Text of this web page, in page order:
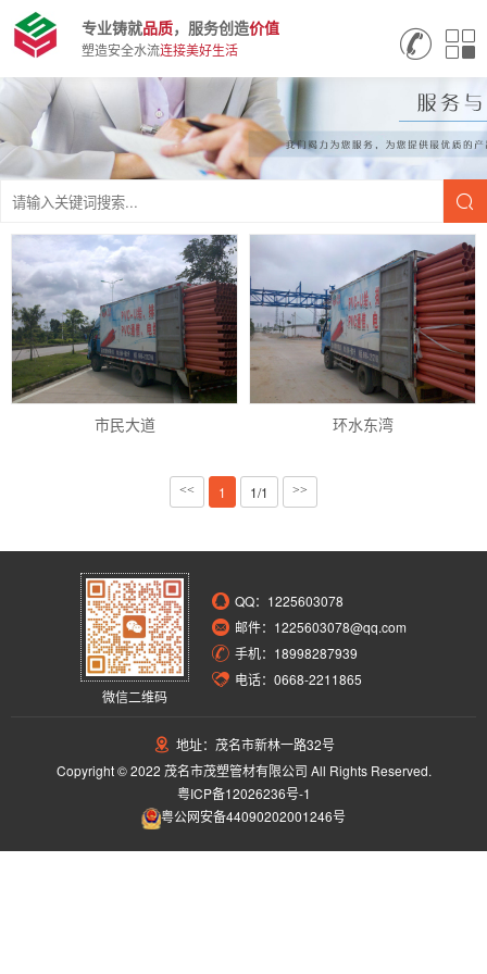
专业铸就品质，服务创造价值
塑造安全水流连接美好生活
市民大道 环水东湾
<< 1 1/1 >>
微信二维码
QQ： 1225603078
邮件：1225603078@qq.com
手机：18998287939
电话：0668-2211865
地址：茂名市新林一路32号
Copyright © 2022 茂名市茂塑管材有限公司 All Rights Reserved.
粤ICP备12026236号-1
粤公网安备44090202001246号